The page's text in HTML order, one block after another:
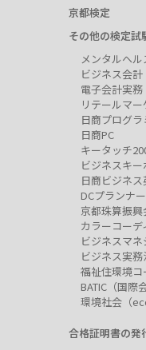
京都検定
その他の検定試
メンタルヘ
ビジネス会計
電子会計実務
リテールマー
日商プログラ
日商PC
キータッチ
ビジネスキー
日商ビジネス
DCプランナー
京都珠算振興
カラーコーデ
ビジネスマネ
ビジネス実務
福祉住環境コ
BATIC（国際
環境社会（
合格証明書の発